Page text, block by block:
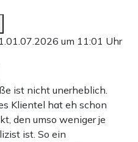
01.07.2026 um 11:01 Uhr
ist nicht unerheblich.
Klientel hat eh schon
den umso weniger je
ist. So ein